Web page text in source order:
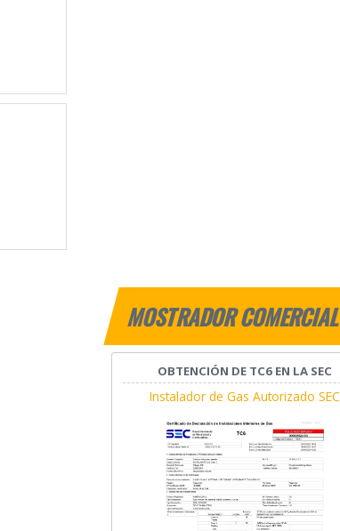
MOSTRADOR COMERCIAL
OBTENCIÓN DE TC6 EN LA SEC
Instalador de Gas Autorizado SEC